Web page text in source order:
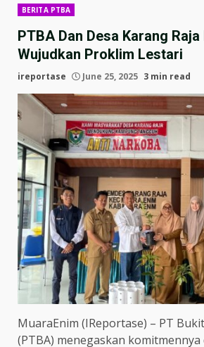
BERITA PTBA
PTBA Dan Desa Karang
Wujudkan Proklim Lestari
ireportase June 25, 2025 3 min read
MuaraEnim (IReportase) – PT
(PTBA) menegaskan komitmennya